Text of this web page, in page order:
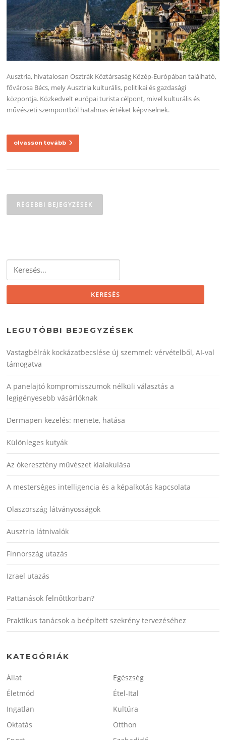
Ausztria, hivatalosan Osztrák Köztársaság Közép-Európában található,
fővárosa Bécs, mely Ausztria kulturális, politikai és gazdasági
központja. Közkedvelt európai turista célpont, mivel kulturális és
művészeti szempontból hatalmas értéket képviselnek.
olvasson tovább
navigáció
RÉGEBBI BEJEGYZÉSEK
LEGUTÓBBI BEJEGYZÉSEK
Vastagbélrák kockázatbecslése új szemmel: vérvételből, AI‑val
támogatva
A panelajtó kompromisszumok nélküli választás a
legigényesebb vásárlóknak
Dermapen kezelés: menete, hatása
Különleges kutyák
Az ókeresztény művészet kialakulása
A mesterséges intelligencia és a képalkotás kapcsolata
Olaszország látványosságok
Ausztria látnivalók
Finnország utazás
Izrael utazás
Pattanások felnőttkorban?
Praktikus tanácsok a beépített szekrény tervezéséhez
KATEGÓRIÁK
Állat
Egészség
Életmód
Étel-Ital
Ingatlan
Kultúra
Oktatás
Otthon